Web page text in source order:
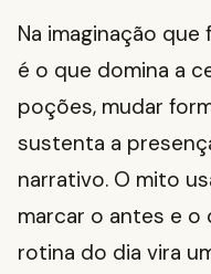
Na imaginação
é o que domina a
poções, mudar
sustenta a
narrativo. O mito
marcar o antes e o
rotina do dia vira